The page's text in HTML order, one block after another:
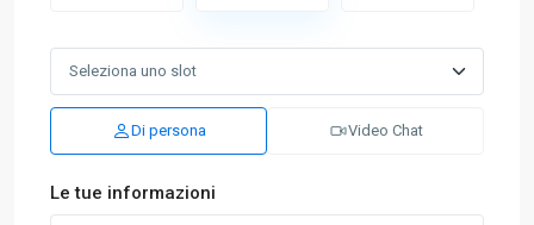
Di persona Video Chat
Le tue informazioni